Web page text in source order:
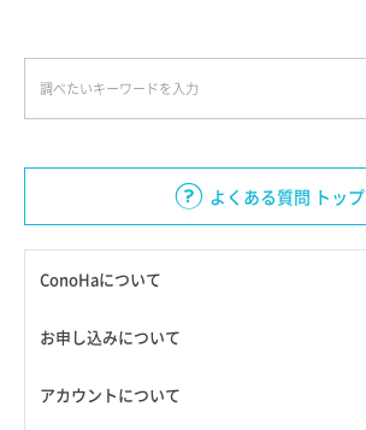
よくある質問 トップ
ConoHaについて
お申し込みについて
アカウントについて